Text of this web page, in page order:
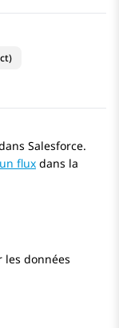
Salesforce.
flux dans la
les données